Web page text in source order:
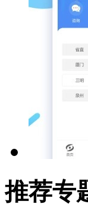
推荐专